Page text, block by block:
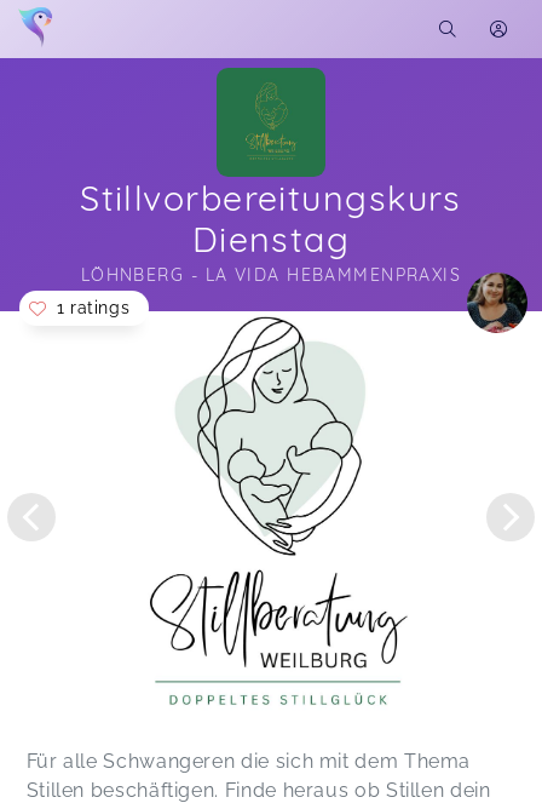
Stillvorbereitungskurs
Dienstag
LÖHNBERG - LA VIDA HEBAMMENPRAXIS
Soon you will learn more about me here...
1 ratings
Für alle Schwangeren die sich mit dem Thema
Stillen beschäftigen. Finde heraus ob Stillen dein